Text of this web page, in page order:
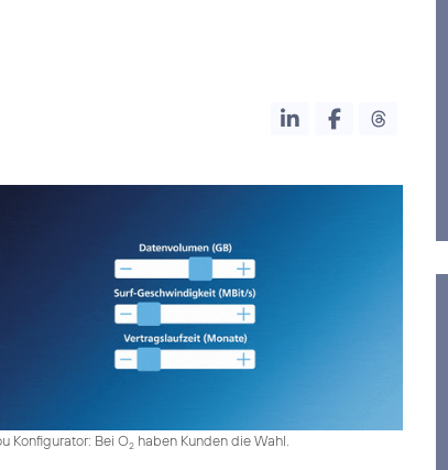
Konfigurator: Bei O2haben Kunden die Wahl.